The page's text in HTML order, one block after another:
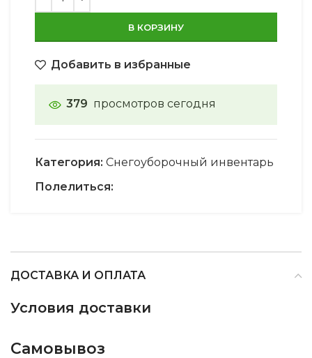
В КОРЗИНУ
Добавить в избранные
379 просмотров сегодня
Категория: Снегоуборочный инвентарь
Полелиться:
ДОСТАВКА И ОПЛАТА
Условия доставки
Самовывоз